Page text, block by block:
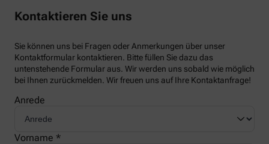
Kontaktieren Sie uns
Sie können uns bei Fragen oder Anmerkungen über unser
Kontaktformular kontaktieren. Bitte füllen Sie dazu das
untenstehende Formular aus. Wir werden uns sobald wie möglich
bei Ihnen zurückmelden. Wir freuen uns auf Ihre Kontaktanfrage!
Anrede
Vorname *